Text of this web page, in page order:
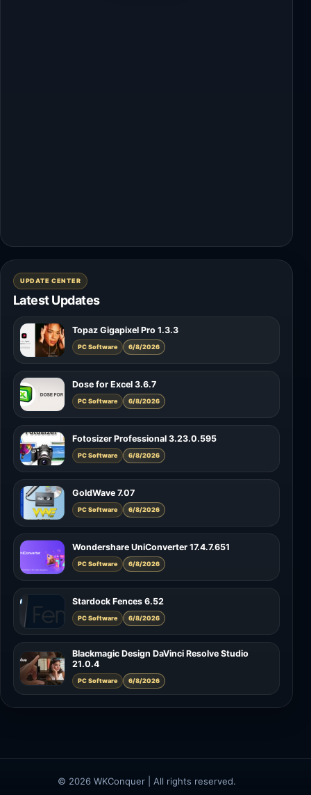
UPDATE CENTER
Latest Updates
Topaz Gigapixel Pro 1.3.3
PC Software 6/8/2026
Dose for Excel 3.6.7
PC Software 6/8/2026
Fotosizer Professional 3.23.0.595
PC Software 6/8/2026
GoldWave 7.07
PC Software 6/8/2026
Wondershare UniConverter 17.4.7.651
PC Software 6/8/2026
Stardock Fences 6.52
PC Software 6/8/2026
Blackmagic Design DaVinci Resolve Studio
21.0.4
PC Software 6/8/2026
© 2026 WKConquer | All rights reserved.